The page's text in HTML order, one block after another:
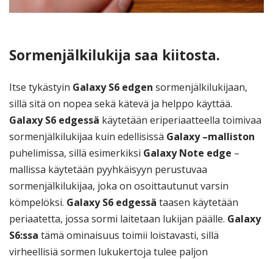
Sormenjälkilukija saa kiitosta.
Itse tykästyin Galaxy S6 edgen sormenjälkilukijaan,
sillä sitä on nopea sekä kätevä ja helppo käyttää.
Galaxy S6 edgessä käytetään eriperiaatteella toimivaa
sormenjälkilukijaa kuin edellisissä Galaxy –malliston
puhelimissa, sillä esimerkiksi Galaxy Note edge –
mallissa käytetään pyyhkäisyyn perustuvaa
sormenjälkilukijaa, joka on osoittautunut varsin
kömpelöksi. Galaxy S6 edgessä taasen käytetään
periaatetta, jossa sormi laitetaan lukijan päälle. Galaxy
S6:ssa tämä ominaisuus toimii loistavasti, sillä
virheellisiä sormen lukukertoja tulee paljon